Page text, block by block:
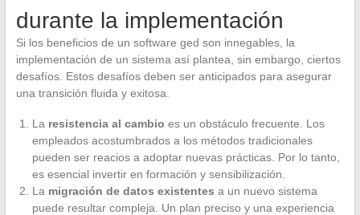
durante la implementación
Si los beneficios de un software ged son innegables, la
implementación de un sistema así plantea, sin embargo, ciertos
desafíos. Estos desafíos deben ser anticipados para asegurar
una transición fluida y exitosa.
La resistencia al cambio es un obstáculo frecuente. Los
empleados acostumbrados a los métodos tradicionales
pueden ser reacios a adoptar nuevas prácticas. Por lo tanto,
es esencial invertir en formación y sensibilización.
La migración de datos existentes a un nuevo sistema
puede resultar compleja. Un plan preciso y una experiencia